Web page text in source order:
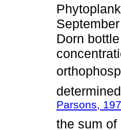
Dorn
Parsons,
the sum of